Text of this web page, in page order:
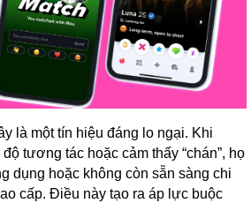
là một tín hiệu đáng lo ngại. Khi
tương tác hoặc cảm thấy “chán”, họ
dụng hoặc không còn sẵn sàng chi
cấp. Điều này tạo ra áp lực buộc